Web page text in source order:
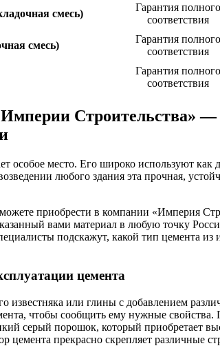
смесь)
Гарантия полного
соответствия
смесь)
Гарантия полного
соответствия
Гарантия полного
соответствия
Строительства»
особое место. Его широко используют как
любого здания эта прочная,
приобрести в компании «Империя
вами материал в любую точку
подскажут, какой тип цемента из
цемента
известняка или глины с добавлением
чтобы сообщить ему нужные свойства.
серый порошок, который приобретает
цемента прекрасно скрепляет различные